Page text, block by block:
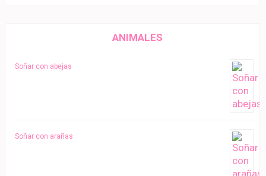
ANIMALES
Soñar con abejas
Soñar con arañas